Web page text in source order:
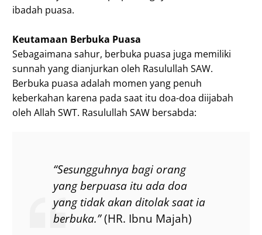
ibadah puasa.
Keutamaan Berbuka Puasa
Sebagaimana sahur, berbuka puasa juga memiliki
sunnah yang dianjurkan oleh Rasulullah SAW.
Berbuka puasa adalah momen yang penuh
keberkahan karena pada saat itu doa-doa diijabah
oleh Allah SWT. Rasulullah SAW bersabda:
“Sesungguhnya bagi orang
yang berpuasa itu ada doa
yang tidak akan ditolak saat ia
berbuka.”(HR. Ibnu Majah)